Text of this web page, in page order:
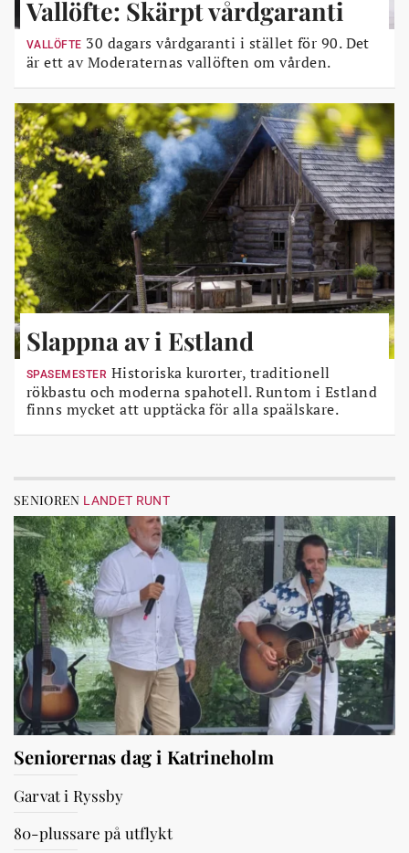
Vallöfte: Skärpt vårdgaranti
VALLÖFTE 30 dagars vårdgaranti i stället för 90. Det
är ett av Moderaternas vallöften om vården.
Slappna av i Estland
SPASEMESTER Historiska kurorter, traditionell
rökbastu och moderna spahotell. Runtom i Estland
finns mycket att upptäcka för alla spaälskare.
SENIOREN LANDET RUNT
Seniorernas dag i Katrineholm
Garvat i Ryssby
80-plussare på utflykt